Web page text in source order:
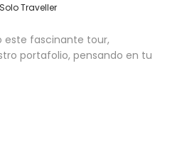
Solo Traveller
este fascinante tour,
portafolio, pensando en tu